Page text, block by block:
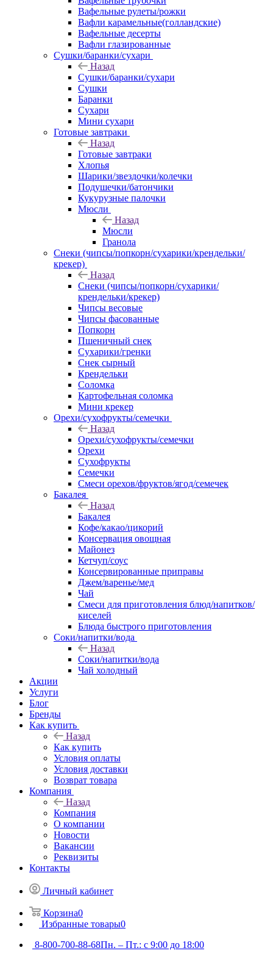
Вафельные рулеты/рожки
Вафли карамельные(голландские)
Вафельные десерты
Вафли глазированные
Сушки/баранки/сухари
Назад
Сушки/баранки/сухари
Сушки
Баранки
Сухари
Мини сухари
Готовые завтраки
Назад
Готовые завтраки
Хлопья
Шарики/звездочки/колечки
Подушечки/батончики
Кукурузные палочки
Мюсли
Назад
Мюсли
Гранола
Снеки (чипсы/попкорн/сухарики/крендельки/
крекер)
Назад
Снеки (чипсы/попкорн/сухарики/
крендельки/крекер)
Чипсы весовые
Чипсы фасованные
Попкорн
Пшеничный снек
Сухарики/гренки
Снек сырный
Крендельки
Соломка
Картофельная соломка
Мини крекер
Орехи/сухофрукты/семечки
Назад
Орехи/сухофрукты/семечки
Орехи
Сухофрукты
Семечки
Смеси орехов/фруктов/ягод/семечек
Бакалея
Назад
Бакалея
Кофе/какао/цикорий
Консервация овощная
Майонез
Кетчуп/соус
Консервированные приправы
Джем/варенье/мед
Чай
Смеси для приготовления блюд/напитков/
киселей
Блюда быстрого приготовления
Соки/напитки/вода
Назад
Соки/напитки/вода
Чай холодный
Акции
Услуги
Блог
Бренды
Как купить
Назад
Как купить
Условия оплаты
Условия доставки
Возврат товара
Компания
Назад
Компания
О компании
Новости
Вакансии
Реквизиты
Контакты
Личный кабинет
Корзина0
Избранные товары0
8-800-700-88-68Пн. – Пт.: с 9:00 до 18:00